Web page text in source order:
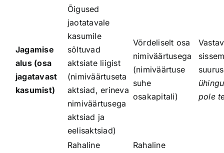
Jagamise
alus (osa
jagatavast
kasumist)
Õigused
jaotatavale
kasumile
sõltuvad
aktsiate liigist
(nimiväärtuseta
aktsiad, erineva
nimiväärtusega
aktsiad ja
eelisaktsiad)
Võrdeliselt osa
nimiväärtusega
(nimiväärtuse
suhe
osakapitali)
pole
Rahaline
Rahaline